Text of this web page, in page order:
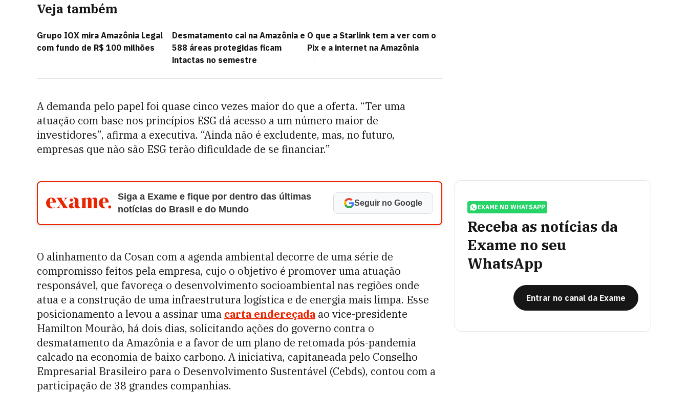
Veja também
Grupo IOX mira Amazônia Legal
com fundo de R$ 100 milhões
Desmatamento cai na Amazônia e
588 áreas protegidas ficam
intactas no semestre
O que a Starlink tem a ver com o
Pix e a internet na Amazônia
A demanda pelo papel foi quase cinco vezes maior do que a oferta. “Ter uma
atuação com base nos princípios ESG dá acesso a um número maior de
investidores”, afirma a executiva. “Ainda não é excludente, mas, no futuro,
empresas que não são ESG terão dificuldade de se financiar.”
Siga a Exame e fique por dentro das últimas
notícias do Brasil e do Mundo
Seguir no Google
O alinhamento da Cosan com a agenda ambiental decorre de uma série de
compromisso feitos pela empresa, cujo o objetivo é promover uma atuação
responsável, que favoreça o desenvolvimento socioambiental nas regiões onde
atua e a construção de uma infraestrutura logística e de energia mais limpa. Esse
posicionamento a levou a assinar uma carta endereçada ao vice-presidente
Hamilton Mourão, há dois dias, solicitando ações do governo contra o
desmatamento da Amazônia e a favor de um plano de retomada pós-pandemia
calcado na economia de baixo carbono. A iniciativa, capitaneada pelo Conselho
Empresarial Brasileiro para o Desenvolvimento Sustentável (Cebds), contou com a
participação de 38 grandes companhias.
EXAME NO WHATSAPP
Receba as notícias da
Exame no seu
WhatsApp
Entrar no canal da Exame